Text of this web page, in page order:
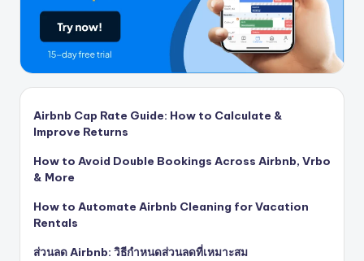
Airbnb Cap Rate Guide: How to Calculate &
Improve Returns
How to Avoid Double Bookings Across Airbnb, Vrbo
& More
How to Automate Airbnb Cleaning for Vacation
Rentals
ส่วนลด Airbnb: วิธีกำหนดส่วนลดที่เหมาะสม